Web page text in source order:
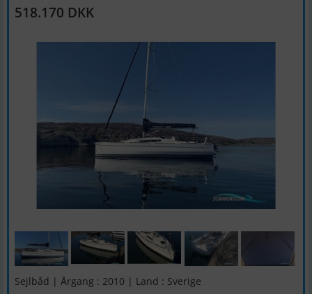
518.170 DKK
Sejlbåd | Årgang : 2010 | Land : Sverige